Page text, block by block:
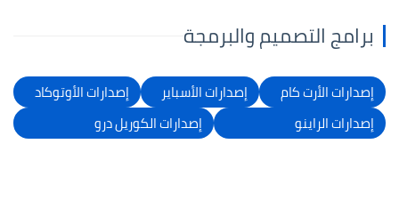
برامج التصميم والبرمجة
إصدارات الأرت كام إصدارات الأسباير
إصدارات الأوتوكاد
إصدارات الراينو
إصدارات الكوريل درو